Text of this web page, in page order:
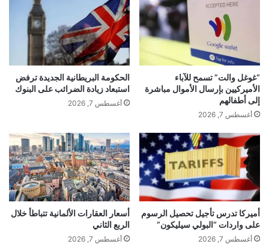
“غوغل والت” تسمح للآباء
الأميركيين بإرسال الأموال مباشرة
إلى أطفالهم
أغسطس 7, 2026
الحكومة البريطانية الجديدة ترفض
استبعاد زيادة الضرائب على البنوك
أغسطس 7, 2026
أميركا تدرس تأجيل تحصيل الرسوم
على واردات “البولي سيليكون”
أغسطس 7, 2026
أسعار العقارات الألمانية تتباطأ خلال
الربع الثاني
أغسطس 7, 2026